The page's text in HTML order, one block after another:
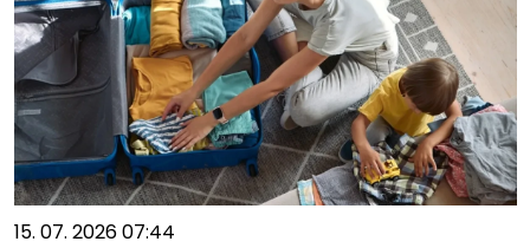
15. 07. 2026 07:44